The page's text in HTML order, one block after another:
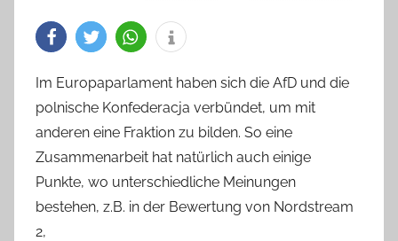
Im Europaparlament haben sich die AfD und die
polnische Konfederacja verbündet, um mit
anderen eine Fraktion zu bilden. So eine
Zusammenarbeit hat natürlich auch einige
Punkte, wo unterschiedliche Meinungen
bestehen, z.B. in der Bewertung von Nordstream
2,